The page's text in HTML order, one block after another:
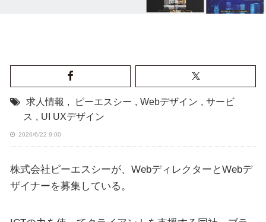
求人情報 , ピーエスシー , Webデザイン , サービ
ス , UI UXデザイン
2026/6/22 9:00
株式会社ピーエスシーが、WebディレクターとWebデ
ザイナーを募集している。